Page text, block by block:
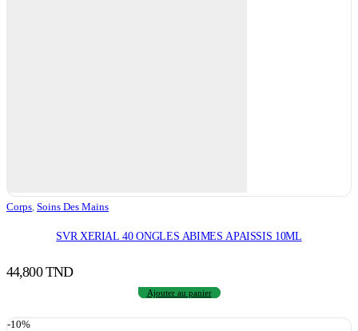
Corps, Soins Des Mains
SVR XERIAL 40 ONGLES ABIMES APAISSIS 10ML
44,800TND
Ajouter au panier
-10%